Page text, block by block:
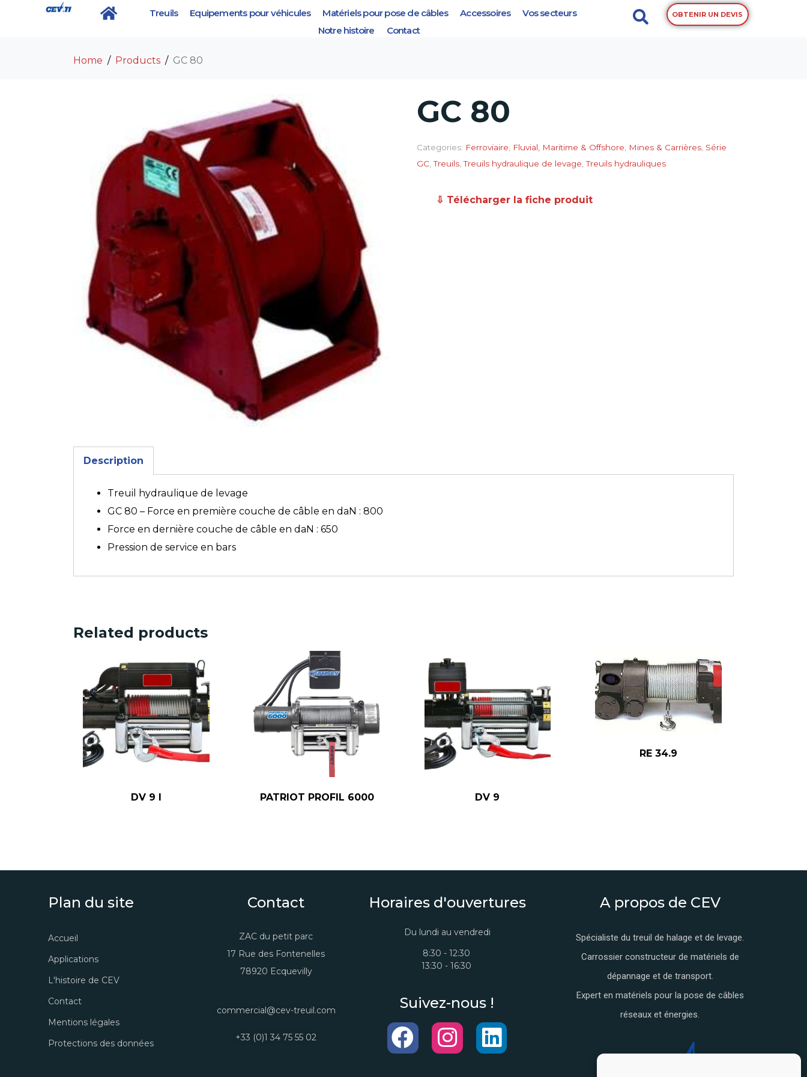
Treuils Equipements pour véhicules Matériels pour pose de câbles Accessoires
Vos secteurs
Notre histoire
Contact
OBTENIR UN DEVIS
GC 80
Home Products GC 80
GC 80
Categories: Ferroviaire Fluvial, Maritime & Offshore Mines & Carrières Série
GC ,Treuils ,Treuils hydraulique de levage ,Treuils hydrauliques
⇩ Télécharger la fiche produit
Description
Treuil hydraulique de levage
GC 80 – Force en première couche de câble en daN : 800
Force en dernière couche de câble en daN : 650
Pression de service en bars
Related products
DV 9 I PATRIOT PROFIL 6000 DV 9
RE 34.9
Plan du site
Accueil
Applications
L'histoire de CEV
Contact
Mentions légales
Protections des données
Contact
ZAC du petit parc
17 Rue des Fontenelles
78920 Ecquevilly
commercial@cev-treuil.com
+33 (0)1 34 75 55 02
Horaires d'ouvertures
Du lundi au vendredi
8:30 - 12:30
13:30 - 16:30
Suivez-nous !
A propos de CEV
Spécialiste du treuil de halage et de levage.
Carrossier constructeur de matériels de
dépannage et de transport.
Expert en matériels pour la pose de câbles
réseaux et énergies.